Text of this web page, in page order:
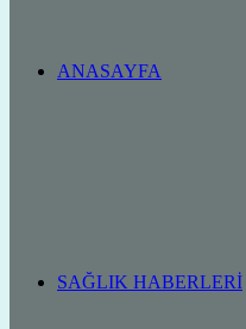
ANASAYFA
SAĞLIK HABERLERI